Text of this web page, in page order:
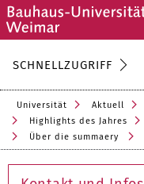
SCHNELLZUGRIFF
Universität Aktuell
Highlights des Jahres
Über die summaery